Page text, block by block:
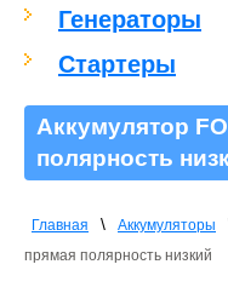
Генераторы
Стартеры
Аккумулятор
полярность
Главная \ Аккумуляторы
прямая полярность низкий